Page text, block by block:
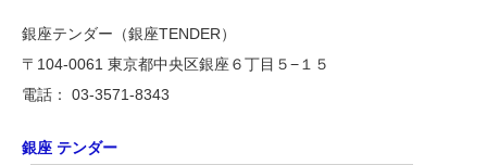
銀座テンダー（銀座TENDER）
〒104-0061 東京都中央区銀座６丁目５−１５
電話： 03-3571-8343
銀座 テンダー